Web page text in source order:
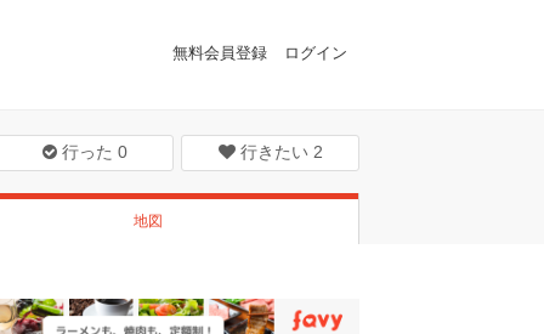
無料会員登録 ログイン
行った 0 行きたい 2
地図